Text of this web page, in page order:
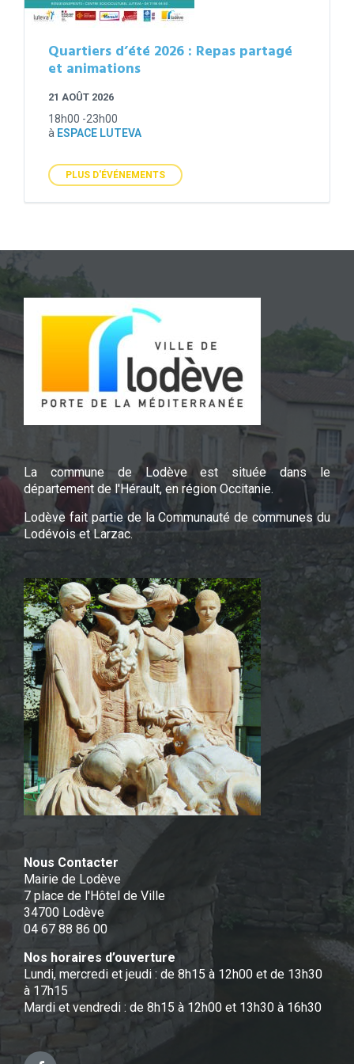
Quartiers d’été 2026 : Repas partagé
et animations
21 AOÛT 2026
18h00 -23h00
à ESPACE LUTEVA
PLUS D'ÉVÉNEMENTS
La commune de Lodève est située dans le
département de l'Hérault, en région Occitanie.
Lodève fait partie de la Communauté de communes du
Lodévois et Larzac.
Nous Contacter
Mairie de Lodève
7 place de l'Hôtel de Ville
34700 Lodève
04 67 88 86 00
Nos horaires d’ouverture
Lundi, mercredi et jeudi : de 8h15 à 12h00 et de 13h30
à 17h15
Mardi et vendredi : de 8h15 à 12h00 et 13h30 à 16h30